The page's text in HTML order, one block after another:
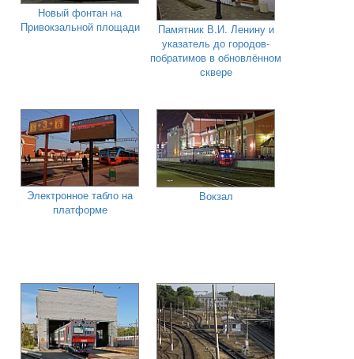
Новый фонтан на
Привокзальной площади
Памятник В.И. Ленину и
указатель до городов-
побратимов в обновлённом
сквере
Электронное табло на
платформе
Вокзал